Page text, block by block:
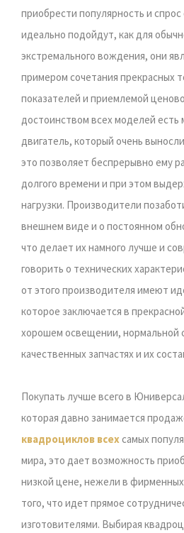
приобрести популярность и
идеально подойдут, как для
экстремального вождения, они
примером сочетания прекрасных
показателей и приемлемой
достоинством всех моделей
двигатель, который очень
это позволяет беспрерывно ему
долгого времени и при этом
нагрузки. Производители
внешнем виде и о постоянном
что делает их намного лучше и
говорить о технических
от этого производителя имеют
которое заключается в
хорошем освещении, нормальной
качественных запчастях и их
Покупать лучше всего в
которая давно занимается
квадроциклов всехсамых
мира, это дает возможность
низкой цене, нежели в фирменных
того, что идет прямое
изготовителями. Выбирая